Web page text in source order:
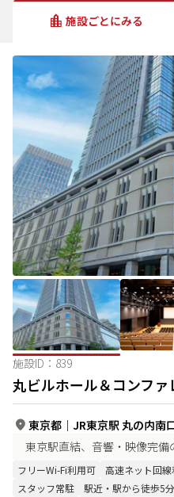
施設ごとにみる
施設ID： 839
丸ビルホール＆コンフ
東京都 ｜ JR東京駅 丸の内南
東京駅直結、音響・映像完備
フリーWi-Fi利用可 高速ネット回
スタッフ常駐
駅近・駅から徒歩5